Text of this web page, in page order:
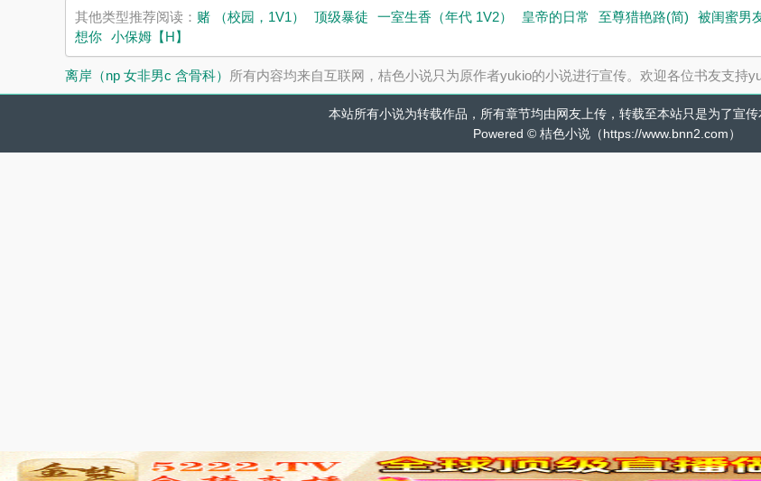
其他类型推荐阅读： 赌 （校园，1V1） 顶级暴徒 一室生香（年代 1V2） 皇帝的日常 至尊猎艳路(简) 被闺蜜男
想你 小保姆【H】
离岸（np 女非男c 含骨科） 所有内容均来自互联网，桔色小说只为原作者yukio的小说进行宣传。欢迎各位书友支持
本站所有小说为转载作品，所有章节均由网友上传，转载至本站只是为了宣传
Powered © 桔色小说（https://www.bnn2.com）